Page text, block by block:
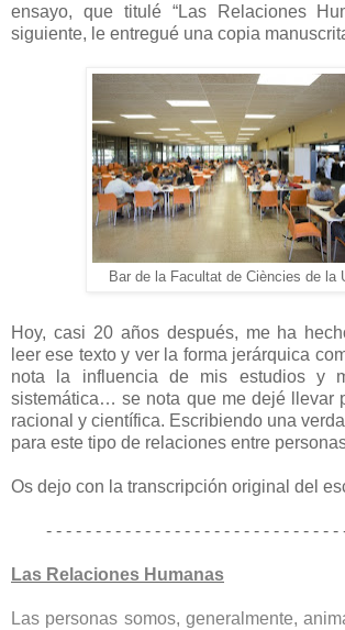
ensayo, que titulé “Las Relaciones
siguiente, le entregué una copia
Bar de la Facultat de Ciències de la
Hoy, casi 20 años después, me ha
leer ese texto y ver la forma jerárquica
nota la influencia de mis estudios y
sistemática… se nota que me dejé llevar
racional y científica. Escribiendo una
para este tipo de relaciones entre
Os dejo con la transcripción original del
- - - - - - - - - - - - - - - - - - - - - - - - - - - - - -
Las Relaciones Humanas
Las personas somos, generalmente,